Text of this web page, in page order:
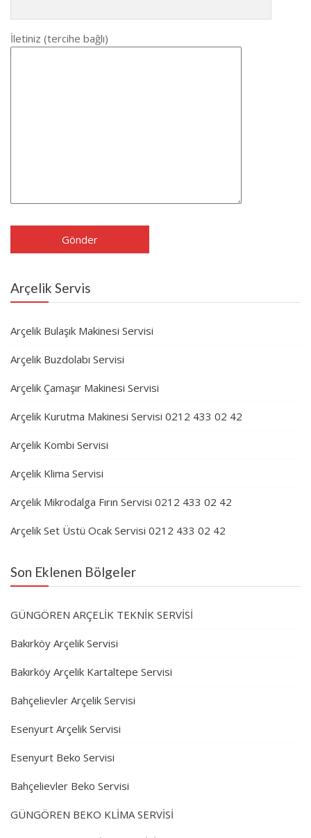
İletiniz (tercihe bağlı)
Arçelik Servis
Arçelik Bulaşık Makinesi Servisi
Arçelik Buzdolabı Servisi
Arçelik Çamaşır Makinesi Servisi
Arçelik Kurutma Makinesi Servisi 0212 433 02 42
Arçelik Kombi Servisi
Arçelik Klima Servisi
Arçelik Mikrodalga Fırın Servisi 0212 433 02 42
Arçelik Set Üstü Ocak Servisi 0212 433 02 42
Son Eklenen Bölgeler
GÜNGÖREN ARÇELİK TEKNİK SERVİSİ
Bakırköy Arçelik Servisi
Bakırköy Arçelik Kartaltepe Servisi
Bahçelievler Arçelik Servisi
Esenyurt Arçelik Servisi
Esenyurt Beko Servisi
Bahçelievler Beko Servisi
GÜNGÖREN BEKO KLİMA SERVİSİ